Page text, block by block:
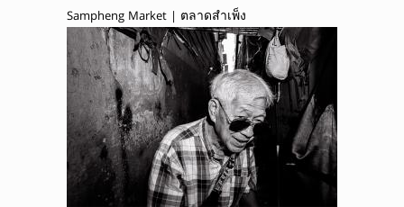
Sampheng Market | ตลาดสำเพ็ง